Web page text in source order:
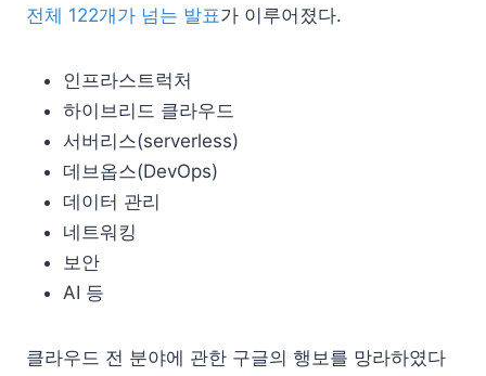
전체 122개가 넘는 발표가 이루어졌다.
인프라스트럭처
하이브리드 클라우드
서버리스(serverless)
데브옵스(DevOps)
데이터 관리
네트워킹
보안
AI 등
클라우드 전 분야에 관한 구글의 행보를 망라하였다